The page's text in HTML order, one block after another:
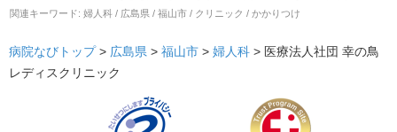
関連キーワード: 婦人科 / 広島県 / 福山市 / クリニック / かかりつけ
病院なびトップ > 広島県 > 福山市 > 婦人科 > 医療法人社団 幸の鳥
レディスクリニック